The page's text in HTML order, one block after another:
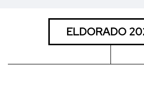
ELDORADO